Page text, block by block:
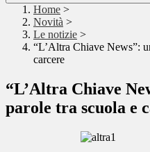
Home >
Novità >
Le notizie >
“L’Altra Chiave News”:
carcere
“L’Altra Chiave
parole tra scuola e